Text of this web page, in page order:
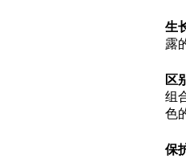
生
露
区
组
色
保